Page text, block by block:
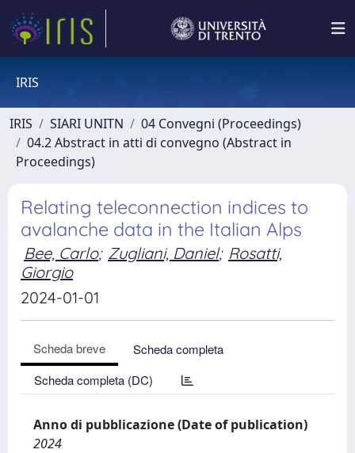
IRIS
IRIS SIARI UNITN
04 Convegni (Proceedings)
04.2 Abstract in atti di convegno (Abstract in
Proceedings)
Relating teleconnection indices to
avalanche data in the Italian Alps
Bee, Carlo; Zugliani, Daniel; Rosatti,
Giorgio
2024-01-01
Scheda breve
Scheda completa
Scheda completa (DC)
Anno di pubblicazione (Date of publication)
2024